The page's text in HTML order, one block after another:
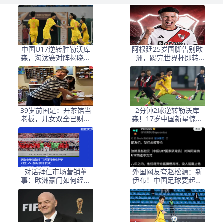
中国U17逆转胜勒沃库
森，淘汰赛对阵揭晓：
国足将战河床，上海迎
战阿森纳
阿根廷25岁国脚告别欧
洲，踢完世界杯即转
会！正值巅峰回归阿超
39岁前国足：开茶馆当
老板，儿女双全已财富
自由，妻子还是黄圣依
朋友
2分钟2球逆转勒沃库
森！17岁中国新星惊艳
中国足球又让人看到了
希望
对话拜仁市场营销董
事：欧洲豪门如何经营
中国足球市场
外国网友夸赵松源：新
伊布！中国足球要起飞
了，8年内冲世界杯